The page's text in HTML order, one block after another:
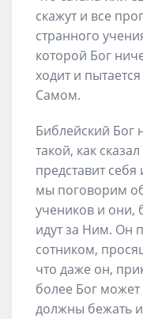
скажут и все
странного
которой Бог
ходит и
Самом.
Библейский Бог
такой, как
представит
мы поговорим
учеников и они,
идут за Ним. Он
сотником,
что даже он,
более Бог может
должны бежать